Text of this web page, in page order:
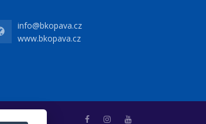
info@bkopava.cz
www.bkopava.cz